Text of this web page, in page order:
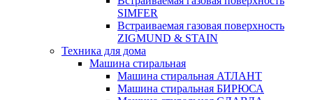
SIMFER
Встраиваемая газовая поверхность
ZIGMUND & STAIN
Техника для дома
Машина стиральная
Машина стиральная АТЛАНТ
Машина стиральная БИРЮСА